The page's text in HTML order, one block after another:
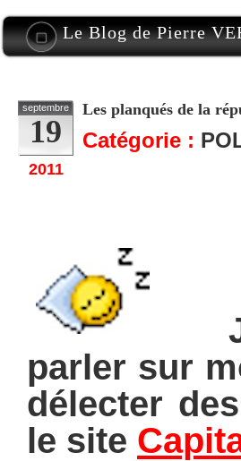
Le Blog de Pierre
septembre
19
2011
Les planqués de la
Catégorie :
parler sur
délecter
le site